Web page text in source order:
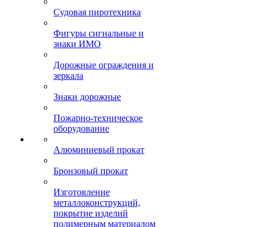
Судовая пиротехника
Фигуры сигнальные и
знаки ИМО
Дорожные ограждения и
зеркала
Знаки дорожные
Пожарно-техническое
оборудование
Алюминиевый прокат
Бронзовый прокат
Изготовление
металлоконструкций,
покрытие изделий
полимерным материалом